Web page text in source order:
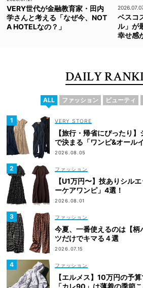
VERY世代が金融教育家・田内
学さんと考える「なぜ今、NOT
A HOTELなの？」
ベスコ
ル」が
幸せ感
DAILY
ALL ファッション ビューティ
VERY STORE
【旅行・帰省にぴったり
で決まる「ワンピ&オール
2026.08.05
ファッション
【U1万円〜】技ありシル
ーケアワンピ」4選！
2026.08.01
ファッション
今夏、一番使えるのは【柄
ツだけでキマる４選
2026.07.15
ファッション
【エルメス】10万円の予